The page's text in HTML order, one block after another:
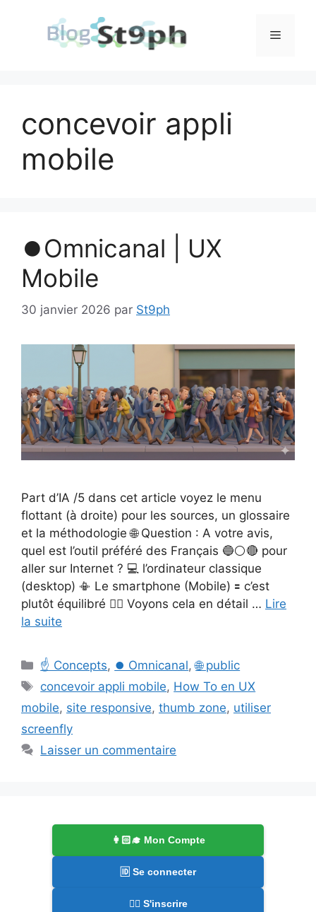
Menu
concevoir appli
mobile
⏺️Omnicanal | UX
Mobile
30 janvier 2026 par St9ph
Part d’IA /5 dans cet article voyez le menu
flottant (à droite) pour les sources, un glossaire
et la méthodologie 🌐 Question : A votre avis,
quel est l’outil préféré des Français 🔵⚪🔴 pour
aller sur Internet ? 💻 l’ordinateur classique
(desktop) 📳 Le smartphone (Mobile) 🟰 c’est
plutôt équilibré 👉🏻 Voyons cela en détail … Lire
la suite
Catégories
☝️ Concepts, ⏺️ Omnicanal,🌐 public
Étiquettes
concevoir appli mobile, How To en UX
mobile, site responsive, thumb zone, utiliser
screenfly
Laisser un commentaire
👩🏻‍🎓 Mon Compte
🆔 Se connecter
✍🏻 S'inscrire